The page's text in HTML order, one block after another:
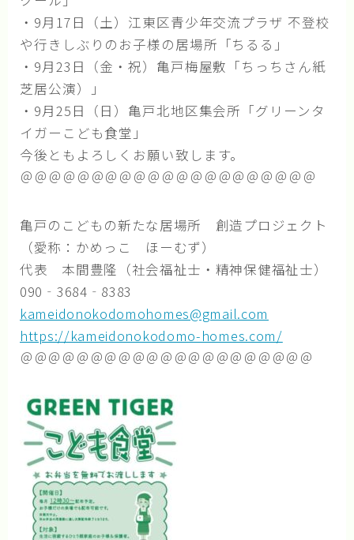
研修・講座受講レポート
寄付と協賛のお願い
お問い合わせ
・9月17日（土）江東区青少年交流プラザ 不登校
や行きしぶりのお子様の居場所「ちるる」
・9月23日（金・祝）亀戸梅屋敷「ちっちさん紙
芝居公演）」
・9月25日（日）亀戸北地区集会所「グリーンタ
イガーこども食堂」
今後ともよろしくお願い致します。
＠＠＠＠＠＠＠＠＠＠＠＠＠＠＠＠＠＠＠＠＠
亀戸のこどもの新たな居場所 創造プロジェクト
（愛称：かめっこ ほーむず）
代表 本間豊隆（社会福祉士・精神保健福祉士）
090‐3684‐8383
kameidonokodomohomes@gmail.com
https://kameidonokodomo-homes.com/
＠＠＠＠＠＠＠＠＠＠＠＠＠＠＠＠＠＠＠＠＠